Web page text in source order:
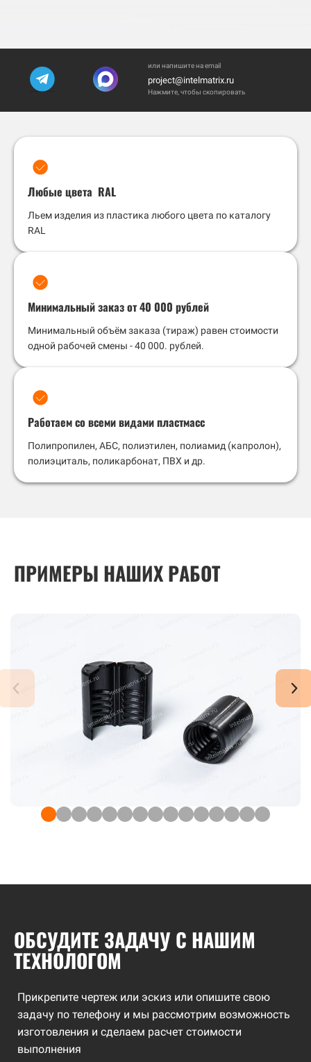
или напишите на email
project@intelmatrix.ru
Нажмите, чтобы скопировать
Любые цвета RAL
Льем изделия из пластика любого цвета по каталогу
RAL
Минимальный заказ от 40 000 рублей
Минимальный объём заказа (тираж) равен стоимости
одной рабочей смены - 40 000. рублей.
Работаем со всеми видами пластмасс
Полипропилен, АБС, полиэтилен, полиамид (капролон),
полиэциталь, поликарбонат, ПВХ и др.
ПРИМЕРЫ НАШИХ РАБОТ
ОБСУДИТЕ ЗАДАЧУ С НАШИМ
ТЕХНОЛОГОМ
Прикрепите чертеж или эскиз или опишите свою
задачу по телефону и мы рассмотрим возможность
изготовления и сделаем расчет стоимости
выполнения